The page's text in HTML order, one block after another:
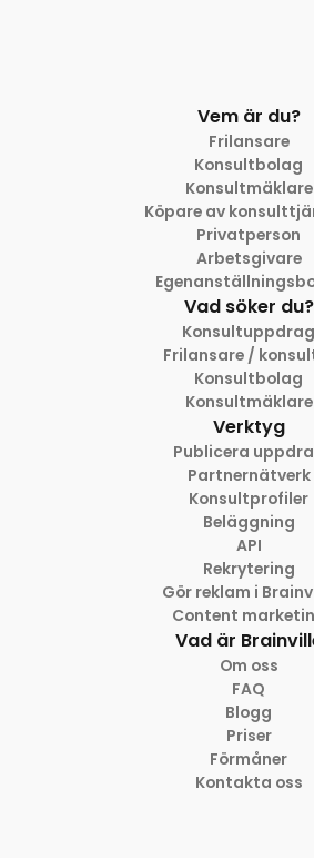
Vem är du?
Frilansare
Konsultbolag
Konsultmäklare
Köpare av
Privatperson
Arbetsgivare
Vad söker du?
Konsultuppdrag
Frilansare /
Konsultbolag
Konsultmäklare
Verktyg
Publicera
Partnernätverk
Konsultprofiler
Beläggning
API
Rekrytering
Gör reklam i
Content
Vad är
Om oss
FAQ
Blogg
Priser
Förmåner
Kontakta oss